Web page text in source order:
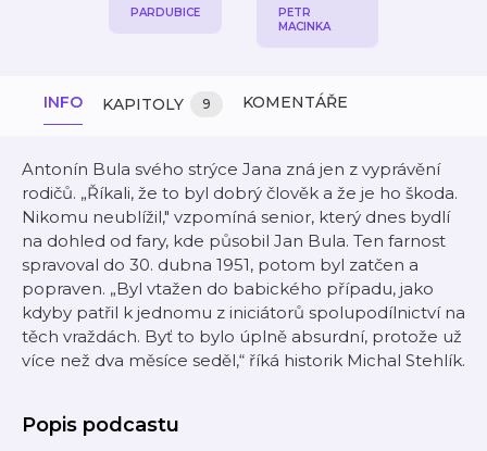
PARDUBICE
PETR
MACINKA
INFO KAPITOLY 9 KOMENTÁŘE
Antonín Bula svého strýce Jana zná jen z vyprávění
rodičů. „Říkali, že to byl dobrý člověk a že je ho škoda.
Nikomu neublížil," vzpomíná senior, který dnes bydlí
na dohled od fary, kde působil Jan Bula. Ten farnost
spravoval do 30. dubna 1951, potom byl zatčen a
popraven. „Byl vtažen do babického případu, jako
kdyby patřil k jednomu z iniciátorů spolupodílnictví na
těch vraždách. Byť to bylo úplně absurdní, protože už
více než dva měsíce seděl,“ říká historik Michal Stehlík.
Popis podcastu